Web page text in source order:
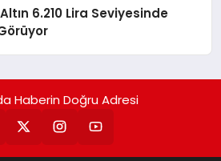
6.210 Lira Seviyesinde
Haberin Doğru Adresi